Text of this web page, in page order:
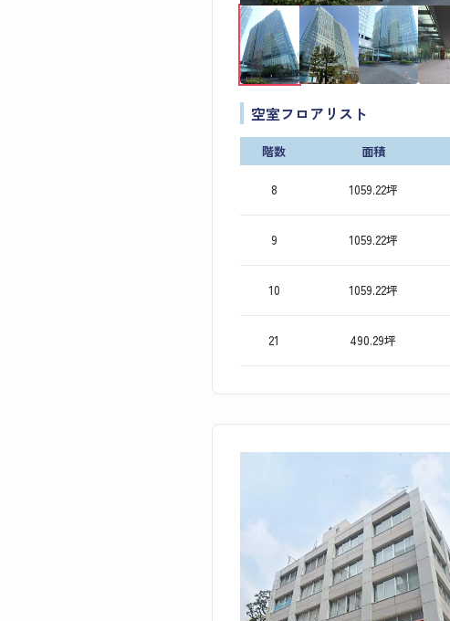
空室フロアリスト
階数 面積
8 1059.22坪
9 1059.22坪
10 1059.22坪
21 490.29坪